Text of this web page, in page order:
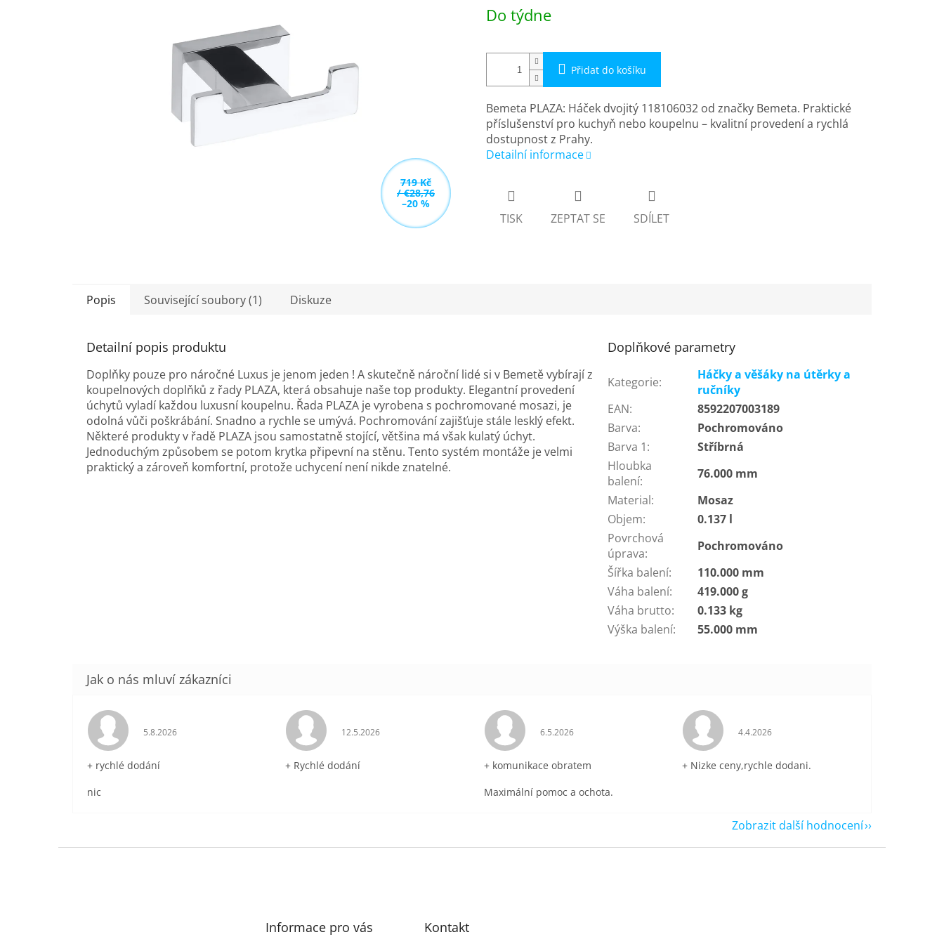
719 Kč
/ €28,76
–20 %
cena:
Do týdne
Přidat do košíku
Bemeta PLAZA: Háček dvojitý 118106032 od značky Bemeta. Praktické
příslušenství pro kuchyň nebo koupelnu – kvalitní provedení a rychlá
dostupnost z Prahy.
Detailní informace
TISK ZEPTAT SE SDÍLET
Popis Související soubory (1) Diskuze
Detailní popis produktu
Doplňky pouze pro náročné Luxus je jenom jeden ! A skutečně nároční lidé si v Bemetě vybírají z
koupelnových doplňků z řady PLAZA, která obsahuje naše top produkty. Elegantní provedení
úchytů vyladí každou luxusní koupelnu. Řada PLAZA je vyrobena s pochromované mosazi, je
odolná vůči poškrábání. Snadno a rychle se umývá. Pochromování zajišťuje stále lesklý efekt.
Některé produkty v řadě PLAZA jsou samostatně stojící, většina má však kulatý úchyt.
Jednoduchým způsobem se potom krytka připevní na stěnu. Tento systém montáže je velmi
praktický a zároveň komfortní, protože uchycení není nikde znatelné.
Doplňkové parametry
Kategorie:
Háčky a věšáky na útěrky a
ručníky
EAN:
8592207003189
Barva:
Pochromováno
Barva 1:
Stříbrná
Hloubka
balení:
76.000 mm
Material:
Mosaz
Objem:
0.137 l
Povrchová
úprava:
Pochromováno
Šířka balení:
110.000 mm
Váha balení:
419.000 g
Váha brutto:
0.133 kg
Výška balení: 55.000 mm
Hodnocení obchodu je 5 z 5 hvězdiček.
5.8.2026
+ rychlé dodání
nic
Hodnocení obchodu je 5 z 5 hvězdiček.
12.5.2026
+ Rychlé dodání
Hodnocení obchodu je 5 z 5 hvězdiček.
6.5.2026
+ komunikace obratem
Maximální pomoc a ochota.
Hodnocení obchodu je 5 z 5 hvězdiček.
4.4.2026
+ Nizke ceny,rychle dodani.
Zobrazit další hodnocení
Informace pro vás Kontakt